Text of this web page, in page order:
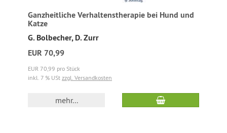
Ganzheitliche Verhaltenstherapie bei Hund und
Katze
G. Bolbecher, D. Zurr
EUR 70,99
EUR 70,99 pro Stück
inkl. 7 % USt zzgl. Versandkosten
mehr...